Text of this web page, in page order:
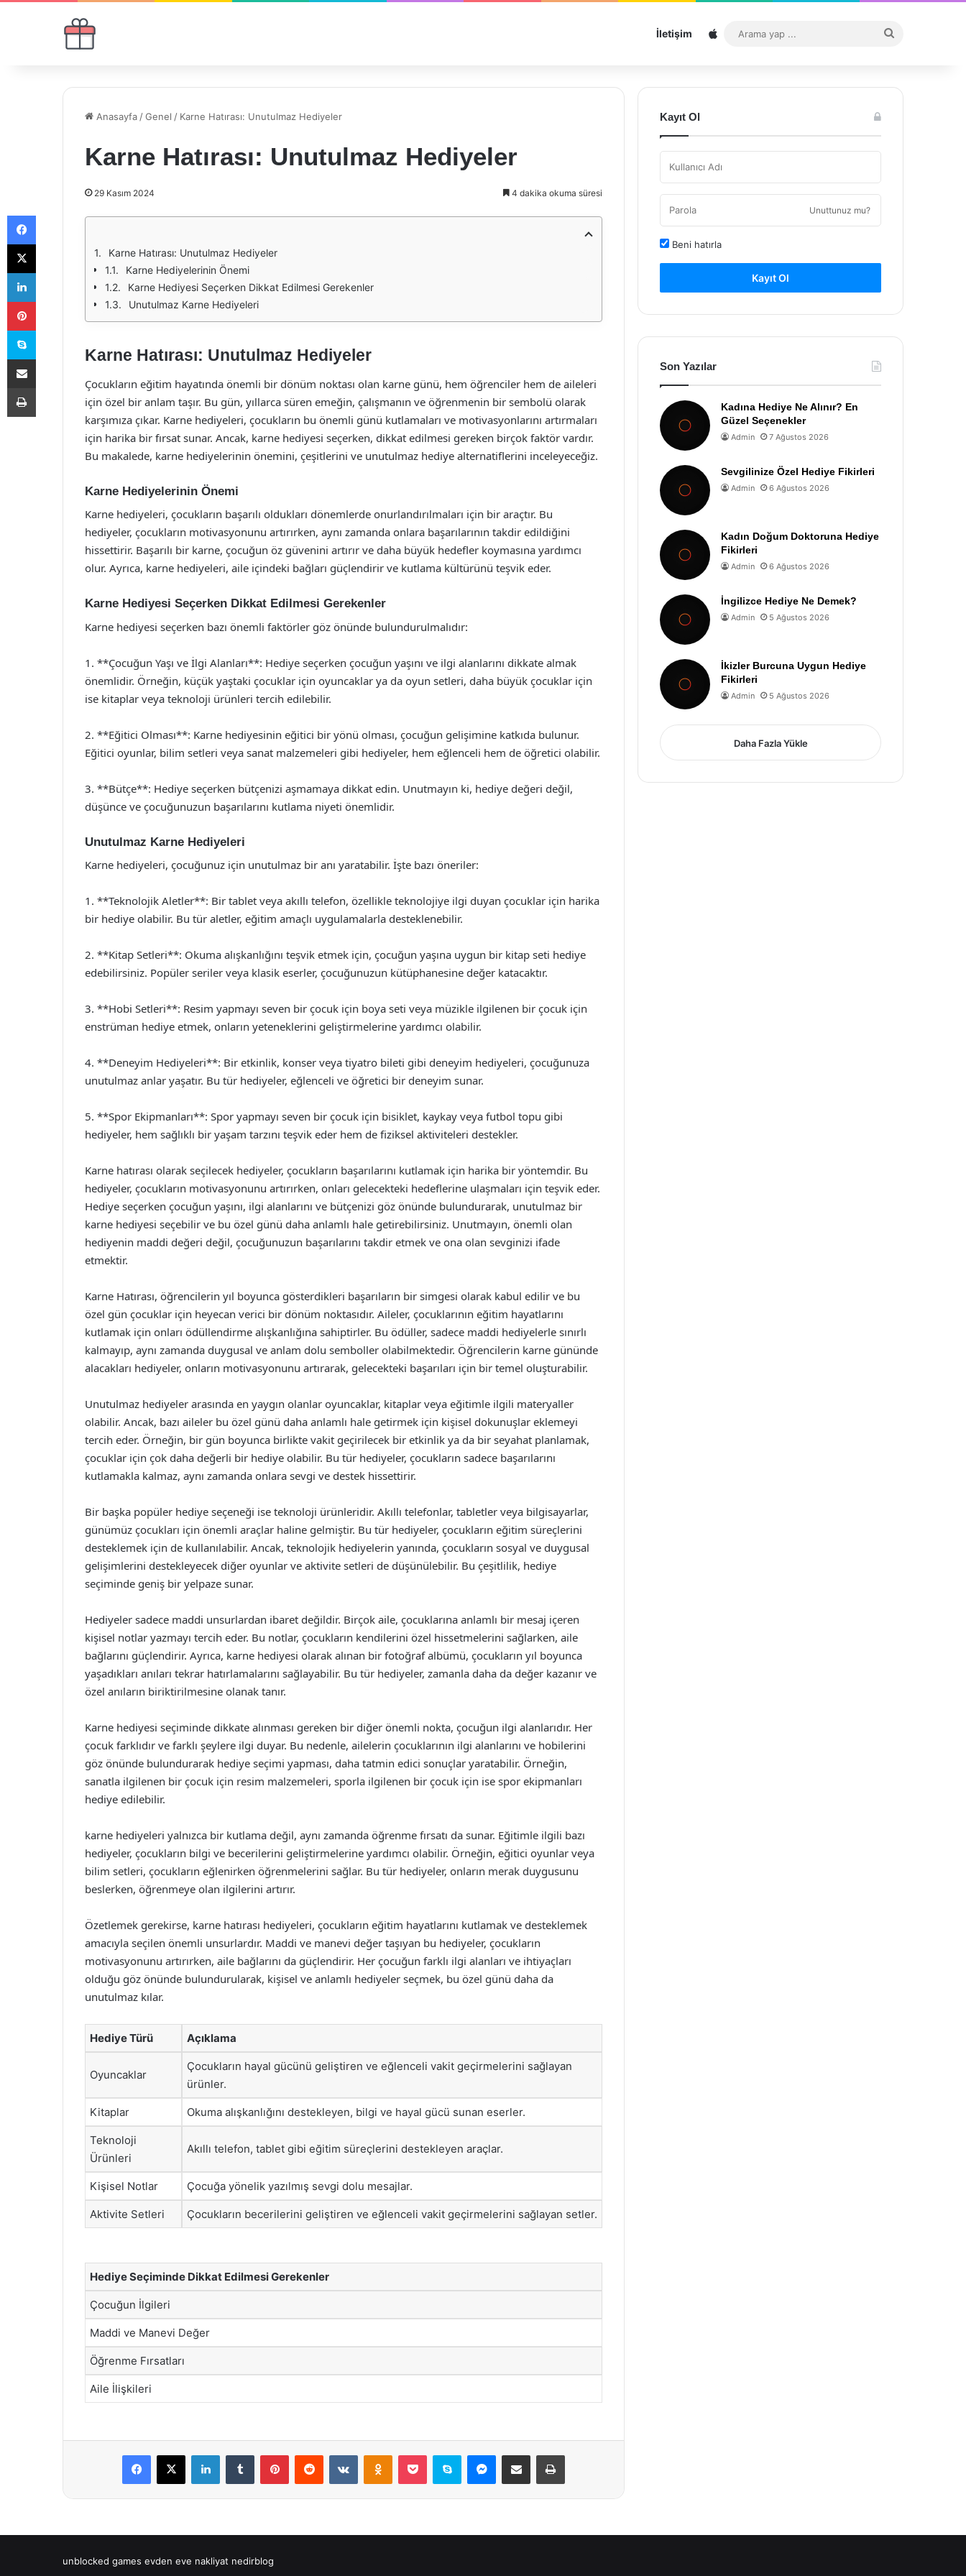
İletişim Sitemap
...
Anasayfa /Genel / Karne Hatırası: Unutulmaz Hediyeler
Karne Hatırası: Unutulmaz Hediyeler
29 Kasım 2024 4 dakika okuma süresi
Karne Hatırası: Unutulmaz Hediyeler
Karne Hediyelerinin Önemi
Karne Hediyesi Seçerken Dikkat Edilmesi Gerekenler
Unutulmaz Karne Hediyeleri
Karne Hatırası: Unutulmaz Hediyeler
Çocukların eğitim hayatında önemli bir dönüm noktası olan karne günü, hem öğrenciler hem de aileleri
için özel bir anlam taşır. Bu gün, yıllarca süren emeğin, çalışmanın ve öğrenmenin bir sembolü olarak
karşımıza çıkar. Karne hediyeleri, çocukların bu önemli günü kutlamaları ve motivasyonlarını artırmaları
için harika bir fırsat sunar. Ancak, karne hediyesi seçerken, dikkat edilmesi gereken birçok faktör vardır.
Bu makalede, karne hediyelerinin önemini, çeşitlerini ve unutulmaz hediye alternatiflerini inceleyeceğiz.
Karne Hediyelerinin Önemi
Karne hediyeleri, çocukların başarılı oldukları dönemlerde onurlandırılmaları için bir araçtır. Bu
hediyeler, çocukların motivasyonunu artırırken, aynı zamanda onlara başarılarının takdir edildiğini
hissettirir. Başarılı bir karne, çocuğun öz güvenini artırır ve daha büyük hedefler koymasına yardımcı
olur. Ayrıca, karne hediyeleri, aile içindeki bağları güçlendirir ve kutlama kültürünü teşvik eder.
Karne Hediyesi Seçerken Dikkat Edilmesi Gerekenler
Karne hediyesi seçerken bazı önemli faktörler göz önünde bulundurulmalıdır:
1. **Çocuğun Yaşı ve İlgi Alanları**: Hediye seçerken çocuğun yaşını ve ilgi alanlarını dikkate almak
önemlidir. Örneğin, küçük yaştaki çocuklar için oyuncaklar ya da oyun setleri, daha büyük çocuklar için
ise kitaplar veya teknoloji ürünleri tercih edilebilir.
2. **Eğitici Olması**: Karne hediyesinin eğitici bir yönü olması, çocuğun gelişimine katkıda bulunur.
Eğitici oyunlar, bilim setleri veya sanat malzemeleri gibi hediyeler, hem eğlenceli hem de öğretici olabilir.
3. **Bütçe**: Hediye seçerken bütçenizi aşmamaya dikkat edin. Unutmayın ki, hediye değeri değil,
düşünce ve çocuğunuzun başarılarını kutlama niyeti önemlidir.
Unutulmaz Karne Hediyeleri
Karne hediyeleri, çocuğunuz için unutulmaz bir anı yaratabilir. İşte bazı öneriler:
1. **Teknolojik Aletler**: Bir tablet veya akıllı telefon, özellikle teknolojiye ilgi duyan çocuklar için harika
bir hediye olabilir. Bu tür aletler, eğitim amaçlı uygulamalarla desteklenebilir.
2. **Kitap Setleri**: Okuma alışkanlığını teşvik etmek için, çocuğun yaşına uygun bir kitap seti hediye
edebilirsiniz. Popüler seriler veya klasik eserler, çocuğunuzun kütüphanesine değer katacaktır.
3. **Hobi Setleri**: Resim yapmayı seven bir çocuk için boya seti veya müzikle ilgilenen bir çocuk için
enstrüman hediye etmek, onların yeteneklerini geliştirmelerine yardımcı olabilir.
4. **Deneyim Hediyeleri**: Bir etkinlik, konser veya tiyatro bileti gibi deneyim hediyeleri, çocuğunuza
unutulmaz anlar yaşatır. Bu tür hediyeler, eğlenceli ve öğretici bir deneyim sunar.
5. **Spor Ekipmanları**: Spor yapmayı seven bir çocuk için bisiklet, kaykay veya futbol topu gibi
hediyeler, hem sağlıklı bir yaşam tarzını teşvik eder hem de fiziksel aktiviteleri destekler.
Karne hatırası olarak seçilecek hediyeler, çocukların başarılarını kutlamak için harika bir yöntemdir. Bu
hediyeler, çocukların motivasyonunu artırırken, onları gelecekteki hedeflerine ulaşmaları için teşvik eder.
Hediye seçerken çocuğun yaşını, ilgi alanlarını ve bütçenizi göz önünde bulundurarak, unutulmaz bir
karne hediyesi seçebilir ve bu özel günü daha anlamlı hale getirebilirsiniz. Unutmayın, önemli olan
hediyenin maddi değeri değil, çocuğunuzun başarılarını takdir etmek ve ona olan sevginizi ifade
etmektir.
Karne Hatırası, öğrencilerin yıl boyunca gösterdikleri başarıların bir simgesi olarak kabul edilir ve bu
özel gün çocuklar için heyecan verici bir dönüm noktasıdır. Aileler, çocuklarının eğitim hayatlarını
kutlamak için onları ödüllendirme alışkanlığına sahiptirler. Bu ödüller, sadece maddi hediyelerle sınırlı
kalmayıp, aynı zamanda duygusal ve anlam dolu semboller olabilmektedir. Öğrencilerin karne gününde
alacakları hediyeler, onların motivasyonunu artırarak, gelecekteki başarıları için bir temel oluşturabilir.
Unutulmaz hediyeler arasında en yaygın olanlar oyuncaklar, kitaplar veya eğitimle ilgili materyaller
olabilir. Ancak, bazı aileler bu özel günü daha anlamlı hale getirmek için kişisel dokunuşlar eklemeyi
tercih eder. Örneğin, bir gün boyunca birlikte vakit geçirilecek bir etkinlik ya da bir seyahat planlamak,
çocuklar için çok daha değerli bir hediye olabilir. Bu tür hediyeler, çocukların sadece başarılarını
kutlamakla kalmaz, aynı zamanda onlara sevgi ve destek hissettirir.
Bir başka popüler hediye seçeneği ise teknoloji ürünleridir. Akıllı telefonlar, tabletler veya bilgisayarlar,
günümüz çocukları için önemli araçlar haline gelmiştir. Bu tür hediyeler, çocukların eğitim süreçlerini
desteklemek için de kullanılabilir. Ancak, teknolojik hediyelerin yanında, çocukların sosyal ve duygusal
gelişimlerini destekleyecek diğer oyunlar ve aktivite setleri de düşünülebilir. Bu çeşitlilik, hediye
seçiminde geniş bir yelpaze sunar.
Hediyeler sadece maddi unsurlardan ibaret değildir. Birçok aile, çocuklarına anlamlı bir mesaj içeren
kişisel notlar yazmayı tercih eder. Bu notlar, çocukların kendilerini özel hissetmelerini sağlarken, aile
bağlarını güçlendirir. Ayrıca, karne hediyesi olarak alınan bir fotoğraf albümü, çocukların yıl boyunca
yaşadıkları anıları tekrar hatırlamalarını sağlayabilir. Bu tür hediyeler, zamanla daha da değer kazanır ve
özel anıların biriktirilmesine olanak tanır.
Karne hediyesi seçiminde dikkate alınması gereken bir diğer önemli nokta, çocuğun ilgi alanlarıdır. Her
çocuk farklıdır ve farklı şeylere ilgi duyar. Bu nedenle, ailelerin çocuklarının ilgi alanlarını ve hobilerini
göz önünde bulundurarak hediye seçimi yapması, daha tatmin edici sonuçlar yaratabilir. Örneğin,
sanatla ilgilenen bir çocuk için resim malzemeleri, sporla ilgilenen bir çocuk için ise spor ekipmanları
hediye edilebilir.
karne hediyeleri yalnızca bir kutlama değil, aynı zamanda öğrenme fırsatı da sunar. Eğitimle ilgili bazı
hediyeler, çocukların bilgi ve becerilerini geliştirmelerine yardımcı olabilir. Örneğin, eğitici oyunlar veya
bilim setleri, çocukların eğlenirken öğrenmelerini sağlar. Bu tür hediyeler, onların merak duygusunu
beslerken, öğrenmeye olan ilgilerini artırır.
Özetlemek gerekirse, karne hatırası hediyeleri, çocukların eğitim hayatlarını kutlamak ve desteklemek
amacıyla seçilen önemli unsurlardır. Maddi ve manevi değer taşıyan bu hediyeler, çocukların
motivasyonunu artırırken, aile bağlarını da güçlendirir. Her çocuğun farklı ilgi alanları ve ihtiyaçları
olduğu göz önünde bulundurularak, kişisel ve anlamlı hediyeler seçmek, bu özel günü daha da
unutulmaz kılar.
Hediye Türü Açıklama
Oyuncaklar
Çocukların hayal gücünü geliştiren ve eğlenceli vakit geçirmelerini sağlayan
ürünler.
Kitaplar Okuma alışkanlığını destekleyen, bilgi ve hayal gücü sunan eserler.
Teknoloji
Ürünleri
Akıllı telefon, tablet gibi eğitim süreçlerini destekleyen araçlar.
Kişisel Notlar Çocuğa yönelik yazılmış sevgi dolu mesajlar.
Aktivite Setleri Çocukların becerilerini geliştiren ve eğlenceli vakit geçirmelerini sağlayan setler.
Hediye Seçiminde Dikkat Edilmesi Gerekenler
Çocuğun İlgileri
Maddi ve Manevi Değer
Öğrenme Fırsatları
Aile İlişkileri
Facebook
X LinkedInTumblr PinterestReddit VKontakteOdnoklassniki
Pocket Skype Messenger
E-Posta ile paylaş Yazdır
Kayıt Ol
Unuttunuz mu?
Beni hatırla
Kayıt Ol
Son Yazılar
Kadına Hediye Ne Alınır? En
Güzel Seçenekler
Admin 7 Ağustos 2026
Sevgilinize Özel Hediye Fikirleri
Admin 6 Ağustos 2026
Kadın Doğum Doktoruna Hediye
Fikirleri
Admin 6 Ağustos 2026
İngilizce Hediye Ne Demek?
Admin 5 Ağustos 2026
İkizler Burcuna Uygun Hediye
Fikirleri
Admin 5 Ağustos 2026
Daha Fazla Yükle
unblocked games evden eve nakliyat nedirblog
Facebook
X
LinkedIn
Pinterest
Skype
E-Posta ile paylaş